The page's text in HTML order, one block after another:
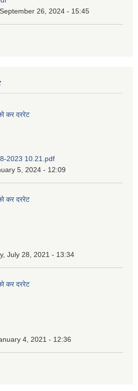
26, 2024 - 15:45
कर दररेट
2023 10.21.pdf
5, 2024 - 12:09
कर दररेट
July 28, 2021 - 13:34
कर दररेट
4, 2021 - 12:36